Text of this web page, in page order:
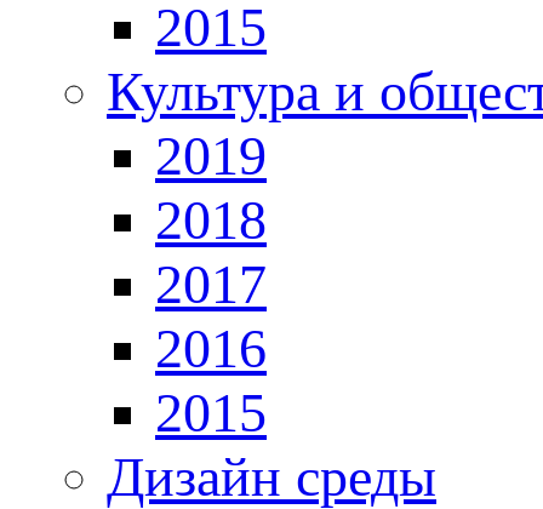
2015
Культура и
2019
2018
2017
2016
2015
Дизайн среды